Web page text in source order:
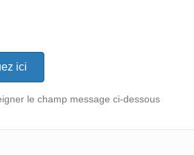
ici
le champ message ci-dessous